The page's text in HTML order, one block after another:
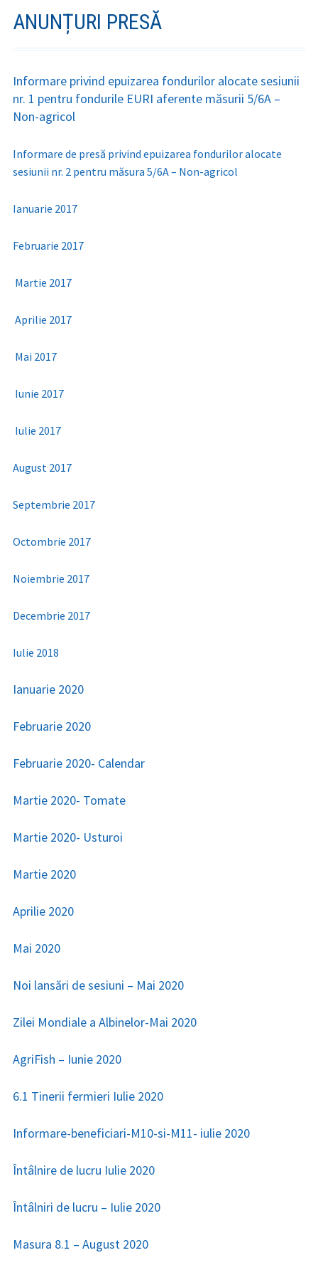
ANUNȚURI PRESĂ
Informare privind epuizarea fondurilor alocate sesiunii
nr. 1 pentru fondurile EURI aferente măsurii 5/6A –
Non-agricol
Informare de presă privind epuizarea fondurilor alocate
sesiunii nr. 2 pentru măsura 5/6A – Non-agricol
Ianuarie 2017
Februarie 2017
Martie 2017
Aprilie 2017
Mai 2017
Iunie 2017
Iulie 2017
August 2017
Septembrie 2017
Octombrie 2017
Noiembrie 2017
Decembrie 2017
Iulie 2018
Ianuarie 2020
Februarie 2020
Februarie 2020- Calendar
Martie 2020- Tomate
Martie 2020- Usturoi
Martie 2020
Aprilie 2020
Mai 2020
Noi lansări de sesiuni – Mai 2020
Zilei Mondiale a Albinelor-Mai 2020
AgriFish – Iunie 2020
6.1 Tinerii fermieri Iulie 2020
Informare-beneficiari-M10-si-M11- iulie 2020
Întâlnire de lucru Iulie 2020
Întâlniri de lucru – Iulie 2020
Masura 8.1 – August 2020